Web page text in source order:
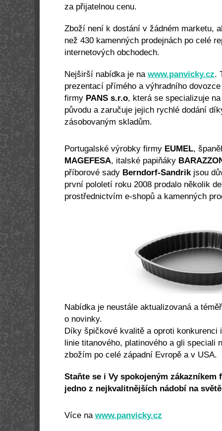
za přijatelnou cenu.
Zboží není k dostání v žádném marketu,
než 430 kamenných prodejnách po celé
internetových obchodech.
Nejširší nabídka je na www.panvicky.cz.
prezentací přímého a výhradního
firmy PANS s.r.o, která se specializuje
původu a zaručuje jejich rychlé dodání
zásobovaným skladům.
Portugalské výrobky firmy EUMEL,
MAGEFESA, italské papiňáky
příborové sady Berndorf-Sandrikjsou
první pololetí roku 2008 prodalo několik
prostřednictvím e-shopů a kamenných
Nabídka je neustále aktualizovaná a
o novinky.
Díky špičkové kvalitě a oproti konkurenci
linie titanového, platinového a gli speciali
zbožím po celé západní Evropě a v USA.
Staňte se i Vy spokojeným
jedno z nejkvalitnějších nádobí na
Více na www.panvicky.cz